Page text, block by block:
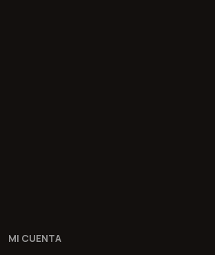
MI CUENTA